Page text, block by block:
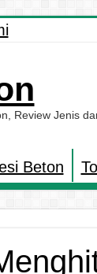
Review Jenis
Beton